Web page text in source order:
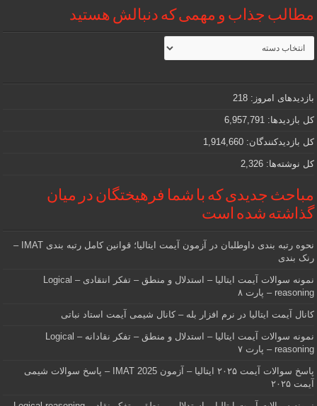
مطالب جذاب و مهمی که دنبالش هستید
مطالب
جذاب
و
که
دنبالش
هستید
بازدیدهای امروز:218
کل بازدیدها: 6,957,791
کل بازدیدکنند‌گان:1,914,660
کل نوشته‌ها:2,326
مباحث جدیدی که با شما فرهیختگان در میان
گذاشته شده است
نحوه رتبه بندی داوطلبان در آزمون آیمت ایتالیا؛ قوانین کامل رتبه بندی IMAT –
رنک بندی
نمونه سوالات آیمت ایتالیا – استدلال و منطق – تفکر انتقادی – Logical
reasoning – پارت ۸
کانال آیمت ایتالیا در نرم افزار بله – کانال شیمی آیمت استاد نباتی
نمونه سوالات آیمت ایتالیا – استدلال و منطق – تفکر نقادانه – Logical
reasoning – پارت ۷
پاسخ سوالات آیمت ۲۰۲۵ ایتالیا – آزمون IMAT 2025 – پاسخ سوالات شیمی
آیمت ۲۰۲۵